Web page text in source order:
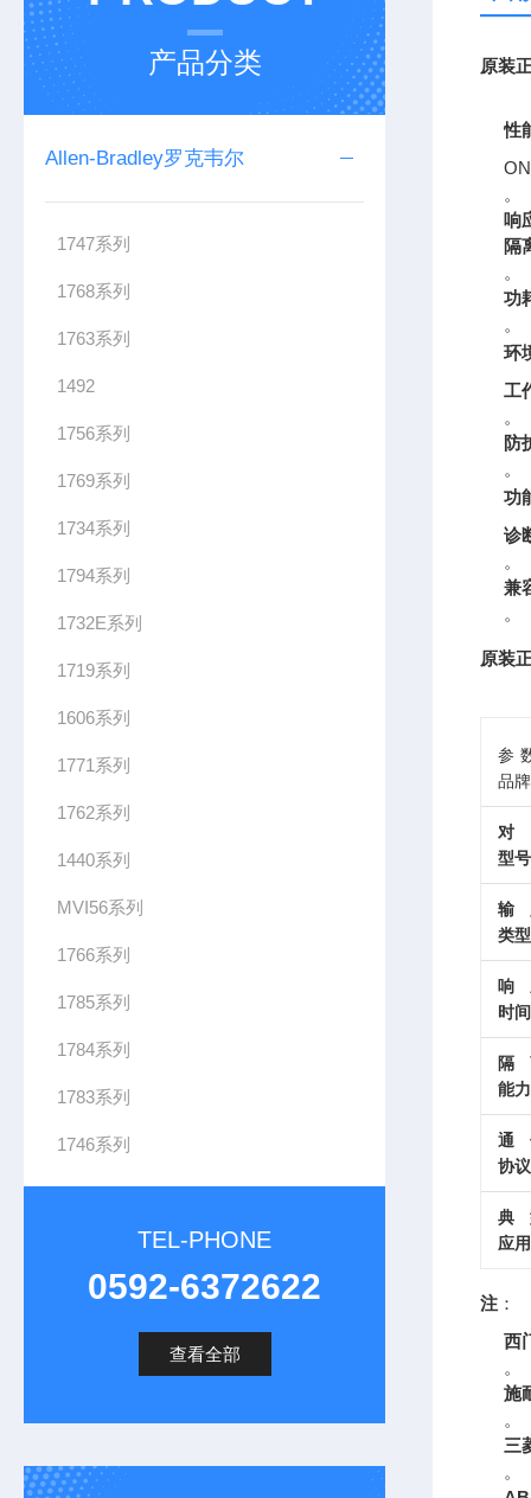
产品分类
Allen-Bradley罗克韦尔
1747系列
1768系列
1763系列
1492
1756系列
1769系列
1734系列
1794系列
1732E系列
1719系列
1606系列
1771系列
1762系列
1440系列
MVI56系列
1766系列
1785系列
1784系列
1783系列
1746系列
TEL-PHONE
0592-6372622
查看全部
原装
性
。
响
隔
。
功
。
环
工
。
防
。
功
诊
。
兼
。
原装
参
品牌
对
型号
输
类型
响
时间
隔
能力
通
协议
典
应用
注 ：
西
。
施
。
三
。